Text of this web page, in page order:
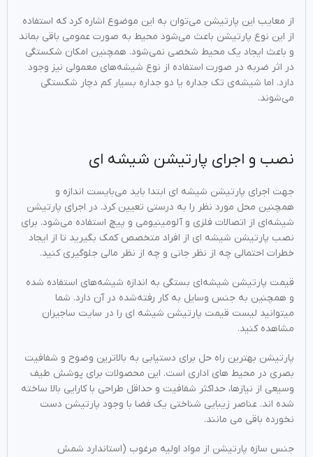
از معایب این پارتیشن می‌توان به این موضوع اشاره کرد که استفاده
از این نوع پارتیشن باعث می‌شود محیط به صورت عمومی باقی بماند
و باعث ایجاد یک محیط شخصی نمی‌شود. همچنین امکان شکستگی
در اثر ضربه در صورت استفاده از نوع شیشه‌های معمولی نیز وجود
دارد. اما شیشه‌‌ی تک جداره یا دو جداره بسیار کم دچار شکستگی
می‌شوند.
نصب و اجرای پارتیشن شیشه ‌ای
جهت اجرای پارتیشن شیشه ای ابتدا باید می‌بایست اندازه و
همچنین محل مورد نظر را به درستی تعیین کرد. در اجرای پارتیشن
شیشه‌ای از اتصالات فلزی و آلومینیومی و پیچ استفاده می‌شود. برای
نصب پارتیشن شیشه ای از افراد متخصص کمک بگیرید تا از ایجاد
خطرات احتمالی چه از نظر جانی و چه از نظر مالی جلوگیری کنید.
قیمت پارتیشن شیشه‌ای بستگی به اندازه‌ شیشه‌های استفاده شده
و همچنین به جنس وسایل به کار رفته‌شده در آن دارد. شما
میتوانید لیست قیمت پارتیشن شیشه ای را در سایت ساجیران
مشاهده کنید.
پارتیشن بهترین راه حل برای دستیابی به بالاترین وضوح و شفافیت
بصری در محیط های اداری است. این محصولات برای پوشش طیف
وسیعی از نیازها، حداکثر شفافیت و حداقل طراحی با کارایی بالا ساخته
شده اند. عناصر زیبایی شناختی یک فضا با وجود پارتیشن دست
نخورده باقی می مانند.
جنس سازه پارتیشن از مواد اولیه مرغوب (استاندارد شمش